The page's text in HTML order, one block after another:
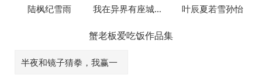
陆枫纪雪雨 我在异界有座城我在异界建个城 叶辰夏若雪孙怡
蟹老板爱吃饭作品集
半夜和镜子猜拳，我赢一